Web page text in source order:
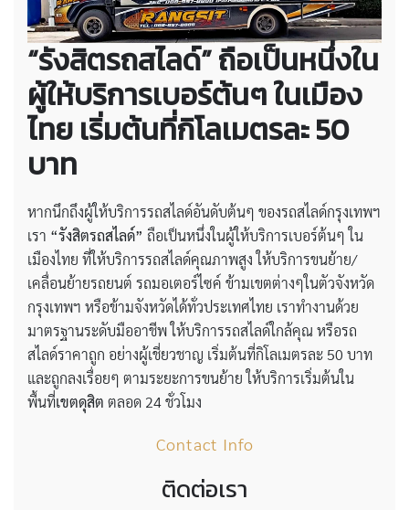
“รังสิตรถสไลด์” ถือเป็นหนึ่งใน
ผู้ให้บริการเบอร์ต้นๆ ในเมือง
ไทย เริ่มต้นที่กิโลเมตรละ 50
บาท
หากนึกถึงผู้ให้บริการรถสไลด์อันดับต้นๆ ของรถสไลด์กรุงเทพฯ
เรา “รังสิตรถสไลด์” ถือเป็นหนึ่งในผู้ให้บริการเบอร์ต้นๆ ใน
เมืองไทย ที่ให้บริการรถสไลด์คุณภาพสูง ให้บริการขนย้าย/
เคลื่อนย้ายรถยนต์ รถมอเตอร์ไซค์ ข้ามเขตต่างๆในตัวจังหวัด
กรุงเทพฯ หรือข้ามจังหวัดได้ทั่วประเทศไทย เราทำงานด้วย
มาตรฐานระดับมืออาชีพ ให้บริการรถสไลด์ใกล้คุณ หรือรถ
สไลด์ราคาถูก อย่างผู้เชี่ยวชาญ เริ่มต้นที่กิโลเมตรละ 50 บาท
และถูกลงเรื่อยๆ ตามระยะการขนย้าย ให้บริการเริ่มต้นใน
พื้นที่เขตดุสิต ตลอด 24 ชั่วโมง
Contact Info
ติดต่อเรา